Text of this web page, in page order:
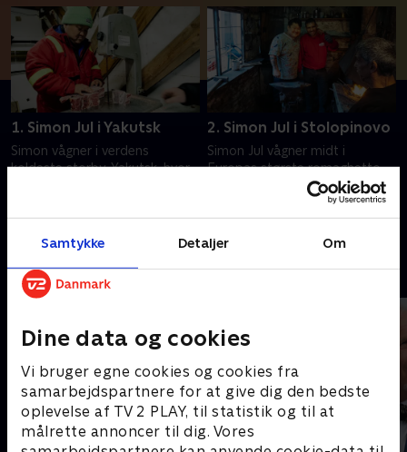
Samtykke Detaljer Om
Dine data og cookies
Vi bruger egne cookies og cookies fra
samarbejdspartnere for at give dig den bedste
oplevelse af TV 2 PLAY, til statistik og til at
målrette annoncer til dig. Vores
1. Simon Jul i Yakutsk
Simon vågner i verdens
koldeste storby, Yakutsk, hvor
er ude af munden.
2. Simon Jul i Stolopinovo
Simon Jul vågner midt i
Europas største romaghetto.
Sammen med Gina og Stoyan
oplever han en hverdag i den
fortabte bydel, Stolopinovo.
Andre så også